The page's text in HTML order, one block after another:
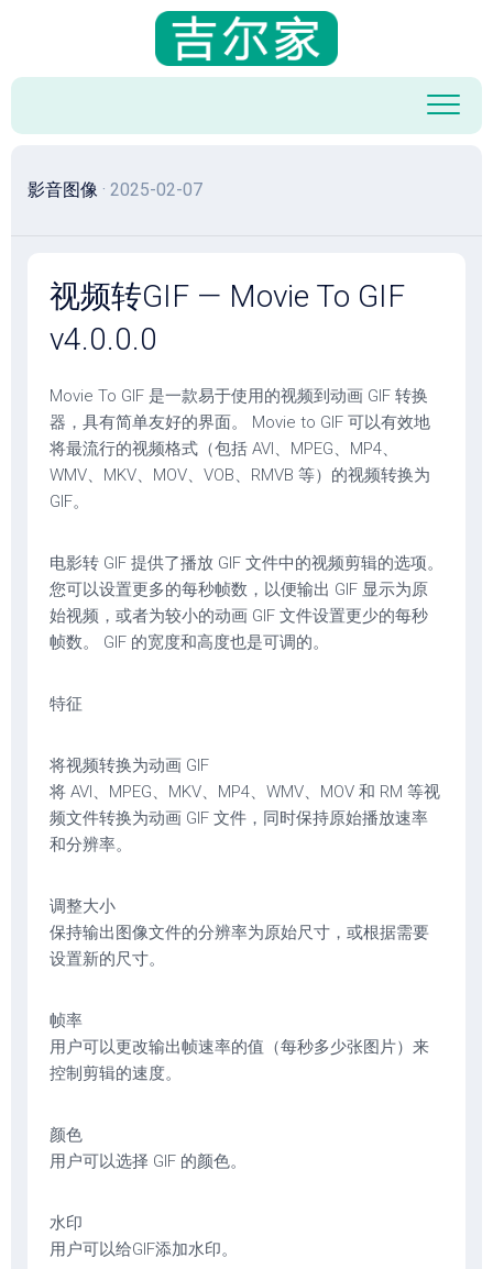
容
影音图像 · 2025-02-07
视频转GIF — Movie To GIF
v4.0.0.0
Movie To GIF 是一款易于使用的视频到动画 GIF 转换
器，具有简单友好的界面。 Movie to GIF 可以有效地
将最流行的视频格式（包括 AVI、MPEG、MP4、
WMV、MKV、MOV、VOB、RMVB 等）的视频转换为
GIF。
电影转 GIF 提供了播放 GIF 文件中的视频剪辑的选项。
您可以设置更多的每秒帧数，以便输出 GIF 显示为原
始视频，或者为较小的动画 GIF 文件设置更少的每秒
帧数。 GIF 的宽度和高度也是可调的。
特征
将视频转换为动画 GIF
将 AVI、MPEG、MKV、MP4、WMV、MOV 和 RM 等视
频文件转换为动画 GIF 文件，同时保持原始播放速率
和分辨率。
调整大小
保持输出图像文件的分辨率为原始尺寸，或根据需要
设置新的尺寸。
帧率
用户可以更改输出帧速率的值（每秒多少张图片）来
控制剪辑的速度。
颜色
用户可以选择 GIF 的颜色。
水印
用户可以给GIF添加水印。